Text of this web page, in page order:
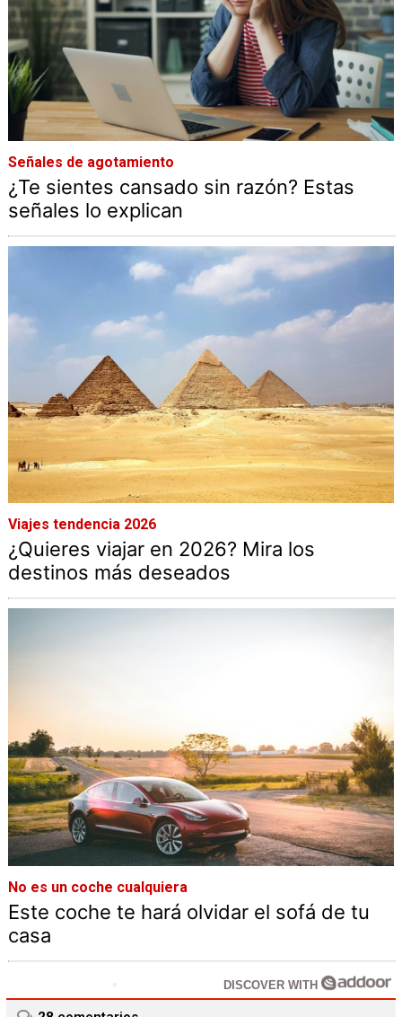
Señales de agotamiento
¿Te sientes cansado sin razón? Estas
señales lo explican
Viajes tendencia 2026
¿Quieres viajar en 2026? Mira los
destinos más deseados
No es un coche cualquiera
Este coche te hará olvidar el sofá de tu
casa
DISCOVER WITH